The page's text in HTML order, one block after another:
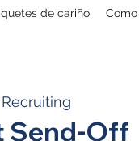
de cariño
Send-Off